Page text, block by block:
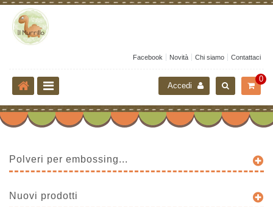
Facebook Novità Chi siamo Contattaci
0
Accedi
Polveri per embossing...
Nuovi prodotti